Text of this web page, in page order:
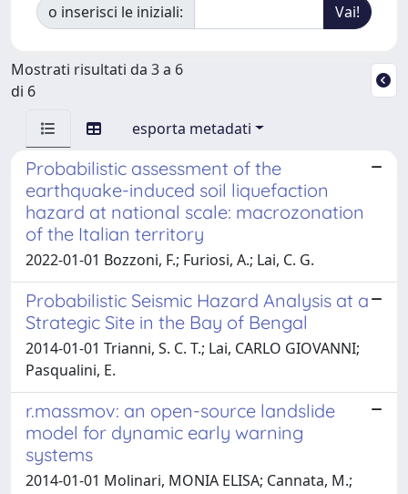
o inserisci le iniziali:
Mostrati risultati da 3 a 6
di 6
esporta metadati
Probabilistic assessment of the
earthquake-induced soil liquefaction
hazard at national scale: macrozonation
of the Italian territory
2022-01-01 Bozzoni, F.; Furiosi, A.; Lai, C. G.
Probabilistic Seismic Hazard Analysis at a
Strategic Site in the Bay of Bengal
2014-01-01 Trianni, S. C. T.; Lai, CARLO GIOVANNI;
Pasqualini, E.
r.massmov: an open-source landslide
model for dynamic early warning
systems
2014-01-01 Molinari, MONIA ELISA; Cannata, M.;